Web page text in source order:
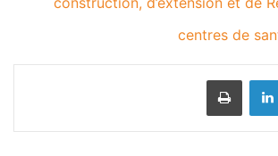
centres de
لينكدإن